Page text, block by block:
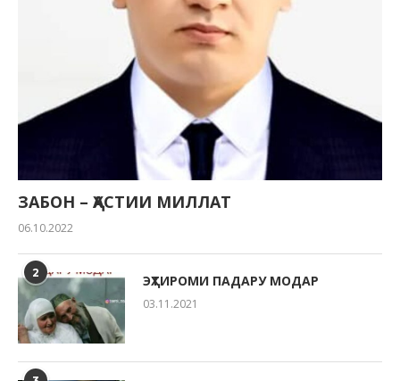
ЗАБОН – ҲАСТИИ МИЛЛАТ
06.10.2022
2 ЭҲТИРОМИ ПАДАРУ МОДАР
03.11.2021